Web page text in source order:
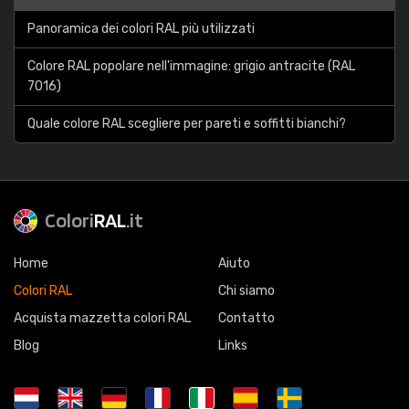
Panoramica dei colori RAL più utilizzati
Colore RAL popolare nell'immagine: grigio antracite (RAL
7016)
Quale colore RAL scegliere per pareti e soffitti bianchi?
ColoriRAL.it
Home
Colori RAL
Acquista mazzetta colori RAL
Blog
Aiuto
Chi siamo
Contatto
Links